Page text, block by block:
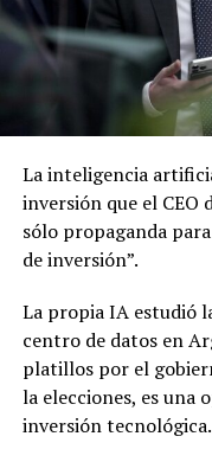
La inteligencia
inversión que el CEO
sólo propaganda
de inversión”.
La propia IA estudió
centro de datos en
platillos por el
la elecciones, es una
inversión tecnológica.